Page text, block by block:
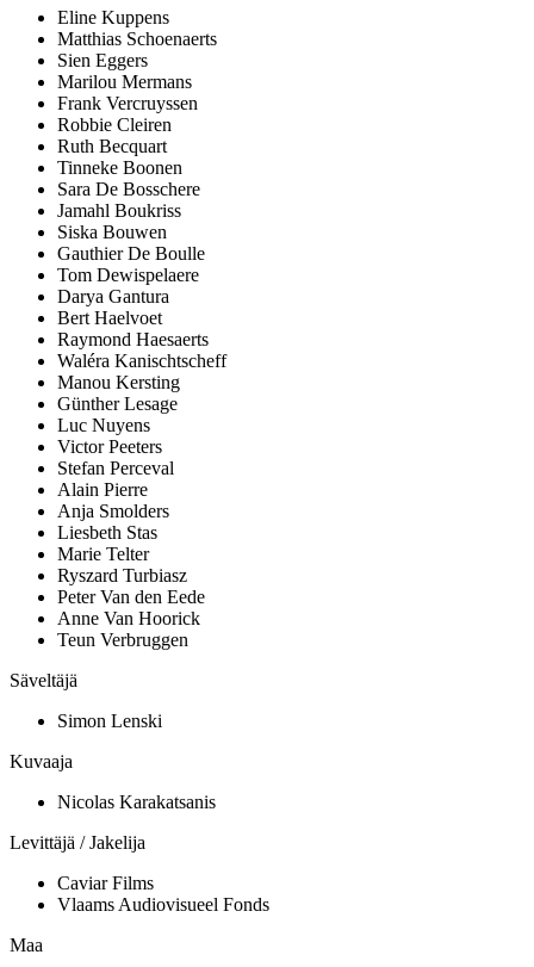
Eline Kuppens
Matthias Schoenaerts
Sien Eggers
Marilou Mermans
Frank Vercruyssen
Robbie Cleiren
Ruth Becquart
Tinneke Boonen
Sara De Bosschere
Jamahl Boukriss
Siska Bouwen
Gauthier De Boulle
Tom Dewispelaere
Darya Gantura
Bert Haelvoet
Raymond Haesaerts
Waléra Kanischtscheff
Manou Kersting
Günther Lesage
Luc Nuyens
Victor Peeters
Stefan Perceval
Alain Pierre
Anja Smolders
Liesbeth Stas
Marie Telter
Ryszard Turbiasz
Peter Van den Eede
Anne Van Hoorick
Teun Verbruggen
Säveltäjä
Simon Lenski
Kuvaaja
Nicolas Karakatsanis
Levittäjä / Jakelija
Caviar Films
Vlaams Audiovisueel Fonds
Maa